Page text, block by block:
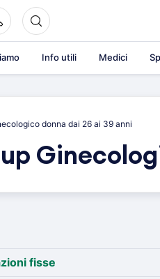
Info utili Medici
donna dai 26 ai 39 anni
fisse